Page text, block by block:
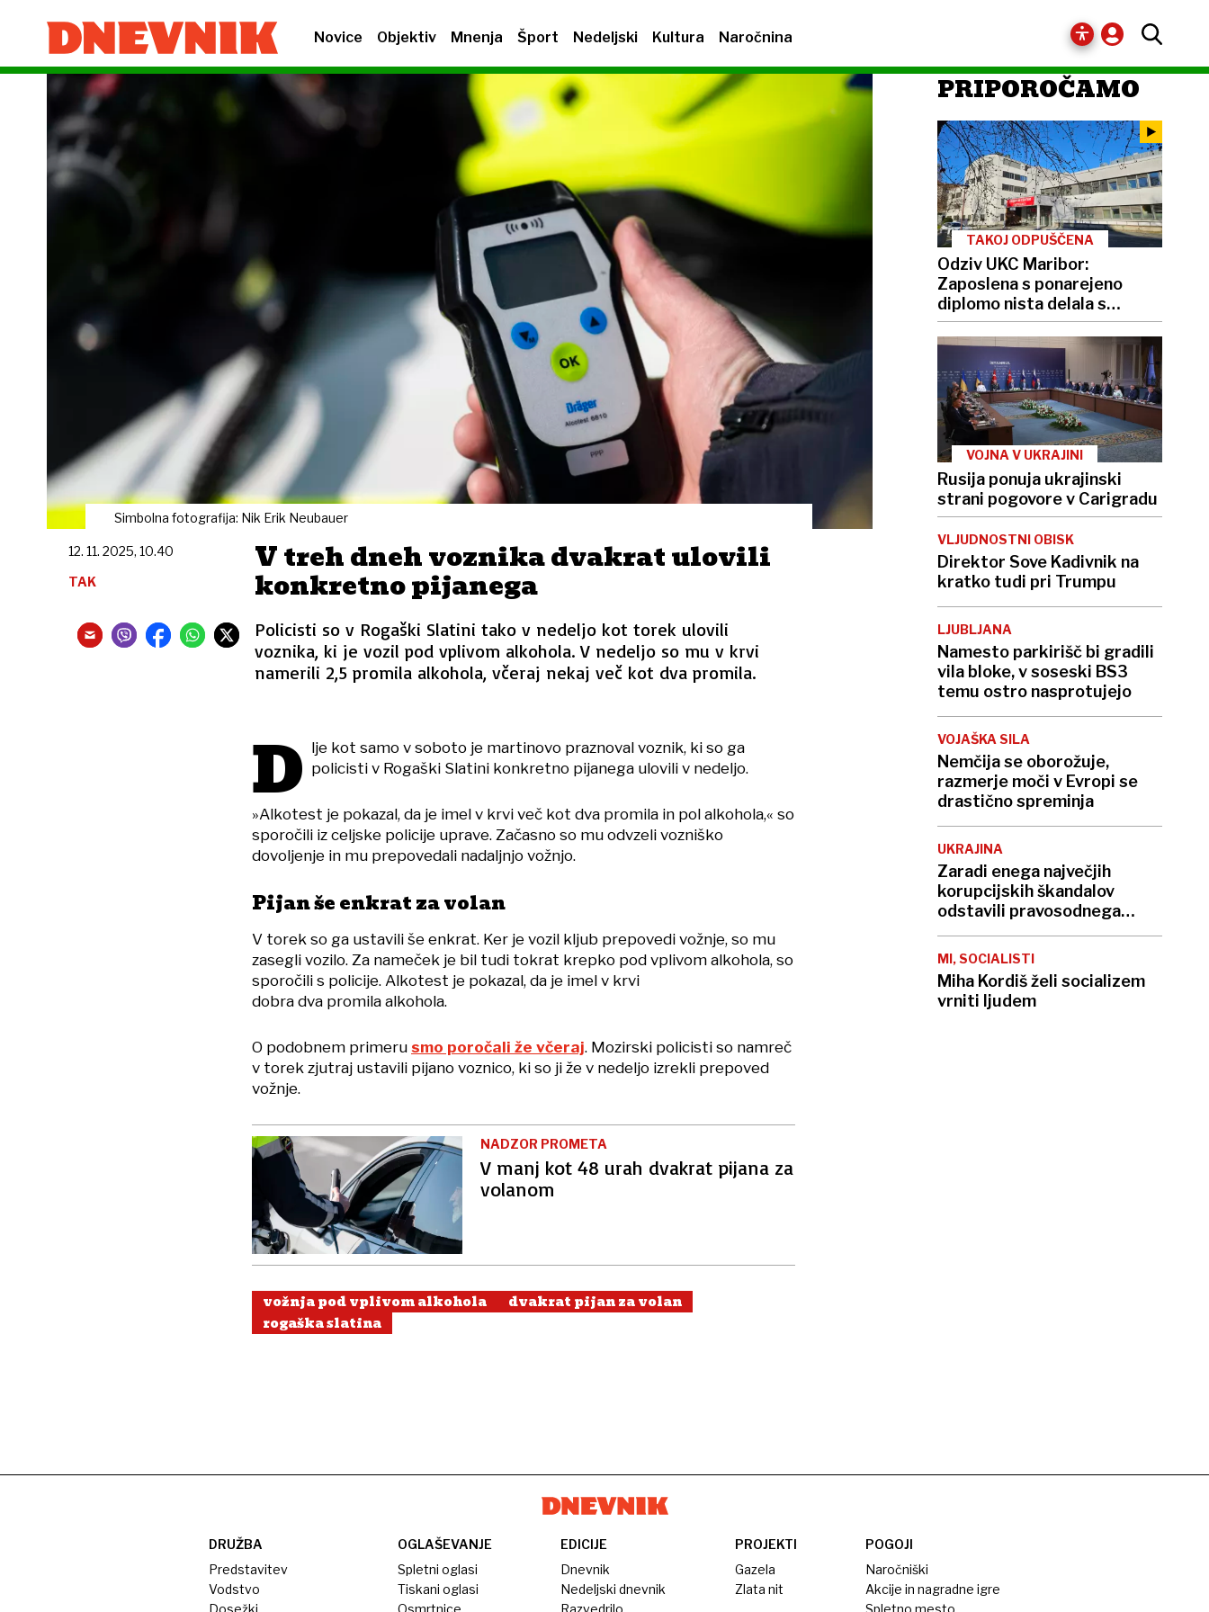
Novice Objektiv Mnenja Šport Nedeljski Kultura Naročnina
Simbolna fotografija: Nik Erik Neubauer
V treh dneh voznika dvakrat ulovili
konkretno pijanega
Policisti so v Rogaški Slatini tako v nedeljo kot torek ulovili
voznika, ki je vozil pod vplivom alkohola. V nedeljo so mu v krvi
namerili 2,5 promila alkohola, včeraj nekaj več kot dva promila.
12. 11. 2025, 10.40
TAK
D lje kot samo v soboto je martinovo praznoval voznik, ki so ga
policisti v Rogaški Slatini konkretno pijanega ulovili v nedeljo.
»Alkotest je pokazal, da je imel v krvi več kot dva promila in pol alkohola,« so
sporočili iz celjske policije uprave. Začasno so mu odvzeli vozniško
dovoljenje in mu prepovedali nadaljnjo vožnjo.
Pijan še enkrat za volan
V torek so ga ustavili še enkrat. Ker je vozil kljub prepovedi vožnje, so mu
zasegli vozilo. Za nameček je bil tudi tokrat krepko pod vplivom alkohola, so
sporočili s policije. Alkotest je pokazal, da je imel v krvi
dobra dva promila alkohola.
O podobnem primeru smo poročali že včeraj. Mozirski policisti so namreč
v torek zjutraj ustavili pijano voznico, ki so ji že v nedeljo izrekli prepoved
vožnje.
NADZOR PROMETA
V manj kot 48 urah dvakrat pijana za
volanom
vožnja pod vplivom alkohola
dvakrat pijan za volan
rogaška slatina
PRIPOROČAMO
TAKOJ ODPUŠČENA
Odziv UKC Maribor:
Zaposlena s ponarejeno
diplomo nista delala s
pacienti
VOJNA V UKRAJINI
Rusija ponuja ukrajinski
strani pogovore v Carigradu
VLJUDNOSTNI OBISK
Direktor Sove Kadivnik na
kratko tudi pri Trumpu
LJUBLJANA
Namesto parkirišč bi gradili
vila bloke, v soseski BS3
temu ostro nasprotujejo
VOJAŠKA SILA
Nemčija se oborožuje,
razmerje moči v Evropi se
drastično spreminja
UKRAJINA
Zaradi enega največjih
korupcijskih škandalov
odstavili pravosodnega
ministra
MI, SOCIALISTI
Miha Kordiš želi socializem
vrniti ljudem
DRUŽBA
Predstavitev
Vodstvo
OGLAŠEVANJE
Spletni oglasi
Tiskani oglasi
EDICIJE
Dnevnik
Nedeljski dnevnik
PROJEKTI
Gazela
Zlata nit
POGOJI
Naročniški
Akcije in nagradne igre